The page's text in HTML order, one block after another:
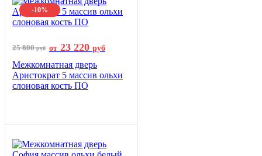
-10%
25 800руб от 23 220 руб
Межкомнатная дверь
Аристократ 5 массив ольхи
слоновая кость ПО